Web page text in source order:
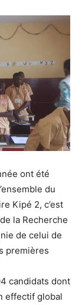
ont été
du
Kipé 2, c’est
la Recherche
de celui de
premières
candidats dont
effectif global